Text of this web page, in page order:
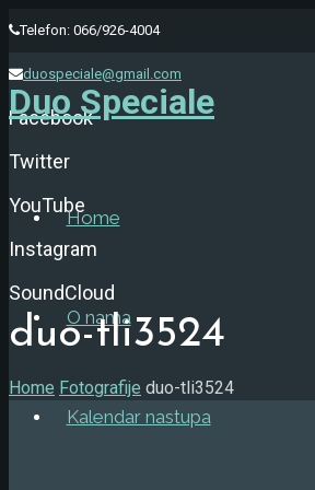
Telefon: 066/926-4004
duospeciale@gmail.com
Facebook
Twitter
YouTube
Instagram
SoundCloud
Duo Speciale
Home
O nama
Kalendar nastupa
duo-tli3524
Home Fotografije duo-tli3524